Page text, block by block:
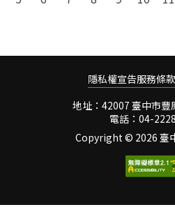
理
亦
配
家
家庭
央
庭
車
截
萬
車
線
月
長
臺
隱私權宣告服務條款
地址：42007 臺中市豐
電話：04-
Copyright © 2026 臺